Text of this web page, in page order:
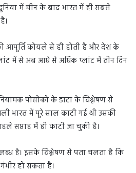
में चीन के बाद भारत में ही सबसे
आपूर्ति कोयले से ही होती है और देश के
में से अब आधे से अधिक प्लांट में तीन दिन
पोसोको के डाटा के विश्लेषण से
भारत में पूरे साल काटी गई थी उसकी
सप्ताह में ही काटी जा चुकी है।
है। इसके विश्लेषण से पता चलता है कि
हो सकता है।